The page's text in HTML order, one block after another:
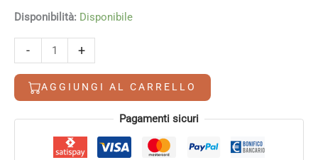
Disponibilità: Disponibile
-
da
colaggio
rossa
+
AGGIUNGI AL CARRELLO
Alternative: Pagamenti sicuri